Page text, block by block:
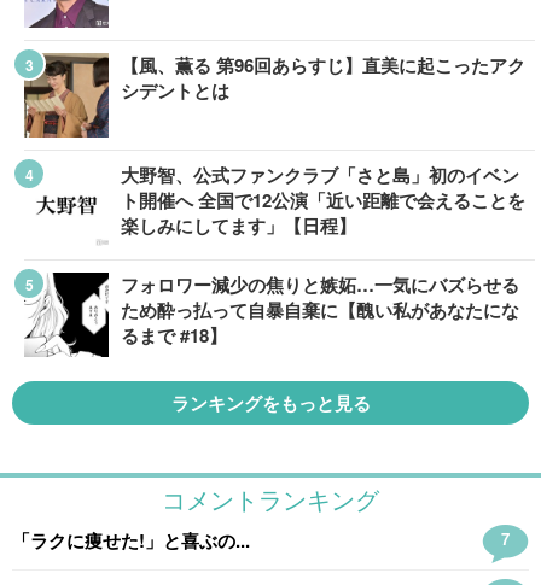
【風、薫る 第96回あらすじ】直美に起こったアク
シデントとは
大野智、公式ファンクラブ「さと島」初のイベン
ト開催へ 全国で12公演「近い距離で会えることを
楽しみにしてます」【日程】
フォロワー減少の焦りと嫉妬…一気にバズらせる
ため酔っ払って自暴自棄に【醜い私があなたにな
るまで #18】
ランキングをもっと見る